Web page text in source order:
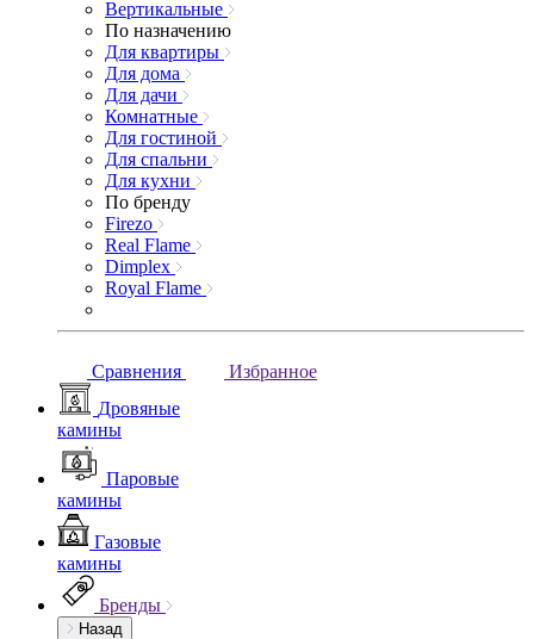
Вертикальные
По назначению
Для квартиры
Для дома
Для дачи
Комнатные
Для гостиной
Для спальни
Для кухни
По бренду
Firezo
Real Flame
Dimplex
Royal Flame
Сравнения
Избранное
Дровяные
камины
Паровые
камины
Газовые
камины
Бренды
Назад